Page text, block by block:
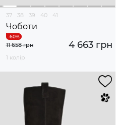
37 38 39 40 41
Чоботи
4 663 грн
11 658 грн
1 колір